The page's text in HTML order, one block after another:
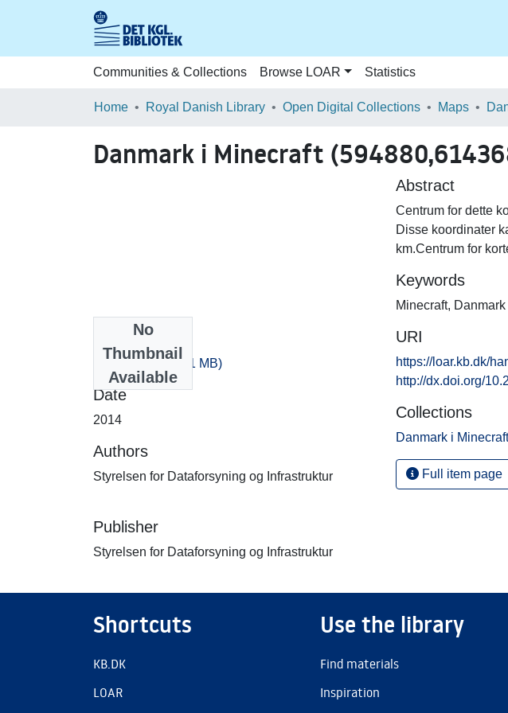
Communities & Collections Browse LOAR Statistics
Home Royal Danish Library Open Digital Collections Maps
Danmark i Minecraft
No
Thumbnail
Available
-20_100.zip(408.1 MB)
Date
2014
Authors
Styrelsen for Dataforsyning og Infrastruktur
Publisher
Styrelsen for Dataforsyning og Infrastruktur
Abstract
Centrum for dette
Disse koordinater
km.Centrum for
Keywords
Minecraft, Danmark
URI
https://loar.kb.dk/
http://dx.doi.org/
Collections
Danmark i Minecraft
Full item page
Shortcuts
KB.DK
LOAR
Use the library
Find materials
Inspiration